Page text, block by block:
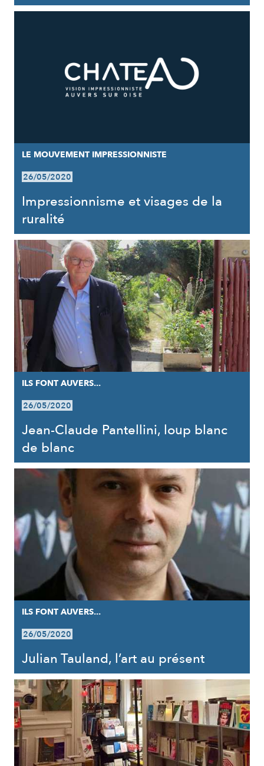
LE MOUVEMENT IMPRESSIONNISTE
26/05/2020
Impressionnisme et visages de la
ruralité
ILS FONT AUVERS...
26/05/2020
Jean-Claude Pantellini, loup blanc
de blanc
ILS FONT AUVERS...
26/05/2020
Julian Tauland, l’art au présent